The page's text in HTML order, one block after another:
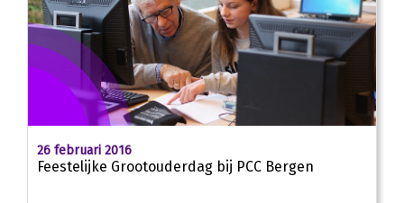
26 februari 2016
Feestelijke Grootouderdag bij PCC Bergen